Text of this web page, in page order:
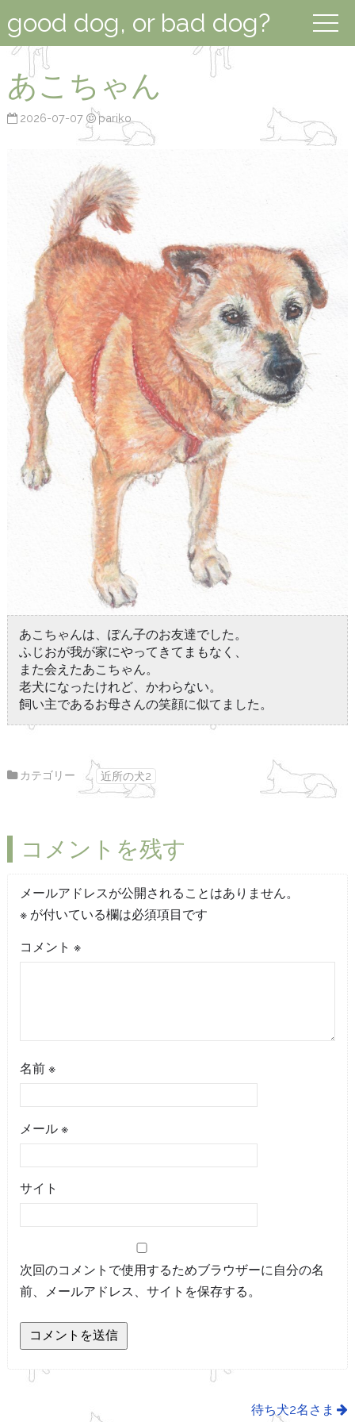
good dog, or bad dog?
あこちゃん
2026-07-07 pariko
あこちゃんは、ぽん子のお友達でした。
ふじおが我が家にやってきてまもなく、
また会えたあこちゃん。
老犬になったけれど、かわらない。
飼い主であるお母さんの笑顔に似てました。
カテゴリー 近所の犬2
コメントを残す
メールアドレスが公開されることはありません。
※が付いている欄は必須項目です
コメント ※
名前 ※
メール ※
サイト
次回のコメントで使用するためブラウザーに自分の名
前、メールアドレス、サイトを保存する。
待ち犬2名さま